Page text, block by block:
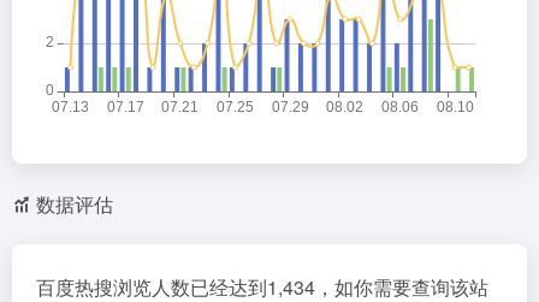
数据评估
百度热搜浏览人数已经达到1,434，如你需要查询该站